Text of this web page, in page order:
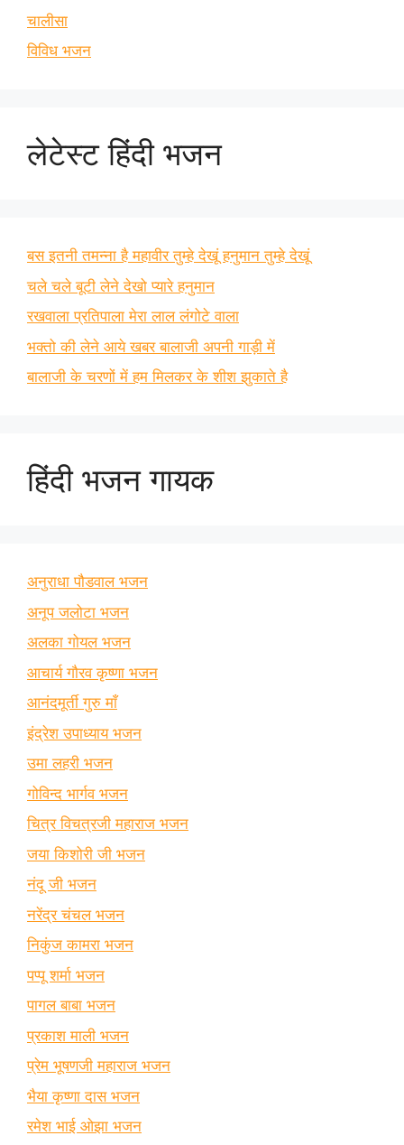
चालीसा
विविध भजन
लेटेस्ट हिंदी भजन
बस इतनी तमन्ना है महावीर तुम्हे देखूं हनुमान तुम्हे देखूं
चले चले बूटी लेने देखो प्यारे हनुमान
रखवाला प्रतिपाला मेरा लाल लंगोटे वाला
भक्तो की लेने आये खबर बालाजी अपनी गाड़ी में
बालाजी के चरणों में हम मिलकर के शीश झुकाते है
हिंदी भजन गायक
अनुराधा पौडवाल भजन
अनूप जलोटा भजन
अलका गोयल भजन
आचार्य गौरव कृष्णा भजन
आनंदमूर्ती गुरु माँ
इंद्रेश उपाध्याय भजन
उमा लहरी भजन
गोविन्द भार्गव भजन
चित्र विचत्रजी महाराज भजन
जया किशोरी जी भजन
नंदू जी भजन
नरेंद्र चंचल भजन
निकुंज कामरा भजन
पप्पू शर्मा भजन
पागल बाबा भजन
प्रकाश माली भजन
प्रेम भूषणजी महाराज भजन
भैया कृष्णा दास भजन
रमेश भाई ओझा भजन